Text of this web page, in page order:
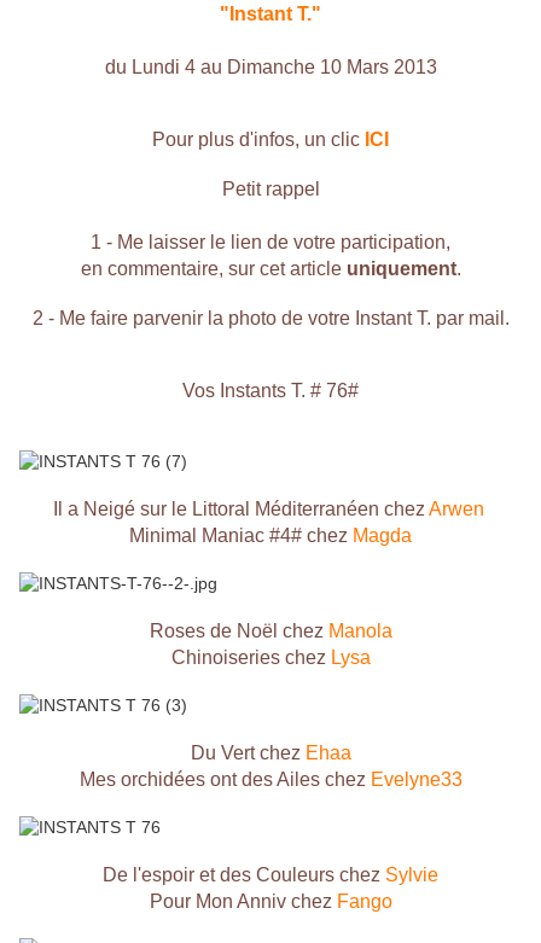
"Instant T."
du Lundi 4 au Dimanche 10 Mars 2013
Pour plus d'infos, un clic ICI
Petit rappel
1 - Me laisser le lien de votre participation,
en commentaire, sur cet article uniquement.
2 - Me faire parvenir la photo de votre Instant T. par mail.
Vos Instants T. # 76#
Il a Neigé sur le Littoral Méditerranéen chez Arwen
Minimal Maniac #4# chez Magda
Roses de Noël chez Manola
Chinoiseries chez Lysa
Du Vert chez Ehaa
Mes orchidées ont des Ailes chez Evelyne33
De l'espoir et des Couleurs chez Sylvie
Pour Mon Anniv chez Fango